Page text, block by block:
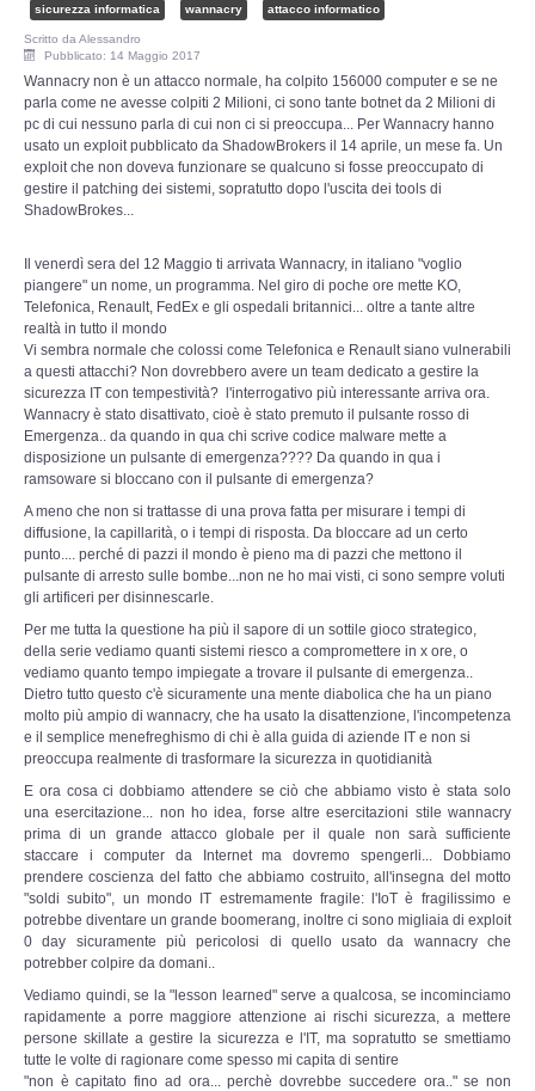
sicurezza informatica wannacry attacco informatico
Scritto da Alessandro
Pubblicato: 14 Maggio 2017
Wannacry non è un attacco normale, ha colpito 156000 computer e se ne
parla come ne avesse colpiti 2 Milioni, ci sono tante botnet da 2 Milioni di
pc di cui nessuno parla di cui non ci si preoccupa... Per Wannacry hanno
usato un exploit pubblicato da ShadowBrokers il 14 aprile, un mese fa. Un
exploit che non doveva funzionare se qualcuno si fosse preoccupato di
gestire il patching dei sistemi, sopratutto dopo l'uscita dei tools di
ShadowBrokes...
Il venerdì sera del 12 Maggio ti arrivata Wannacry, in italiano "voglio
piangere" un nome, un programma. Nel giro di poche ore mette KO,
Telefonica, Renault, FedEx e gli ospedali britannici... oltre a tante altre
realtà in tutto il mondo
Vi sembra normale che colossi come Telefonica e Renault siano vulnerabili
a questi attacchi? Non dovrebbero avere un team dedicato a gestire la
sicurezza IT con tempestività? l'interrogativo più interessante arriva ora.
Wannacry è stato disattivato, cioè è stato premuto il pulsante rosso di
Emergenza.. da quando in qua chi scrive codice malware mette a
disposizione un pulsante di emergenza???? Da quando in qua i
ramsoware si bloccano con il pulsante di emergenza?
A meno che non si trattasse di una prova fatta per misurare i tempi di
diffusione, la capillarità, o i tempi di risposta. Da bloccare ad un certo
punto.... perché di pazzi il mondo è pieno ma di pazzi che mettono il
pulsante di arresto sulle bombe...non ne ho mai visti, ci sono sempre voluti
gli artificeri per disinnescarle.
Per me tutta la questione ha più il sapore di un sottile gioco strategico,
della serie vediamo quanti sistemi riesco a compromettere in x ore, o
vediamo quanto tempo impiegate a trovare il pulsante di emergenza..
Dietro tutto questo c'è sicuramente una mente diabolica che ha un piano
molto più ampio di wannacry, che ha usato la disattenzione, l'incompetenza
e il semplice menefreghismo di chi è alla guida di aziende IT e non si
preoccupa realmente di trasformare la sicurezza in quotidianità
E ora cosa ci dobbiamo attendere se ciò che abbiamo visto è stata solo
una esercitazione... non ho idea, forse altre esercitazioni stile wannacry
prima di un grande attacco globale per il quale non sarà sufficiente
staccare i computer da Internet ma dovremo spengerli... Dobbiamo
prendere coscienza del fatto che abbiamo costruito, all'insegna del motto
"soldi subito", un mondo IT estremamente fragile: l'IoT è fragilissimo e
potrebbe diventare un grande boomerang, inoltre ci sono migliaia di exploit
0 day sicuramente più pericolosi di quello usato da wannacry che
potrebber colpire da domani..
Vediamo quindi, se la "lesson learned" serve a qualcosa, se incominciamo
rapidamente a porre maggiore attenzione ai rischi sicurezza, a mettere
persone skillate a gestire la sicurezza e l'IT, ma sopratutto se smettiamo
tutte le volte di ragionare come spesso mi capita di sentire
"non è capitato fino ad ora... perchè dovrebbe succedere ora.." se non